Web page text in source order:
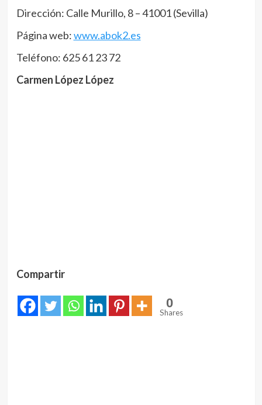
Dirección: Calle Murillo, 8 – 41001 (Sevilla)
Página web:www.abok2.es
Teléfono: 625 61 23 72
Carmen López López
Compartir
0
Shares